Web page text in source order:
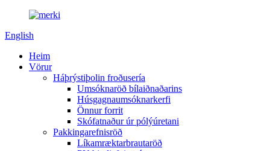
English
Heim
Vörur
Háþrýstiþolin froðusería
Umsóknaröð bílaiðnaðarins
Húsgagnaumsóknarkerfi
Önnur forrit
Skófatnaður úr pólýúretani
Pakkingarefnisröð
Líkamræktarbrautaröð